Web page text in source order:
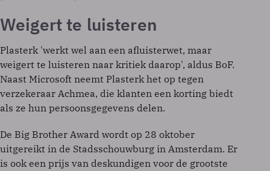
Weigert te luisteren
Plasterk 'werkt wel aan een afluisterwet, maar
weigert te luisteren naar kritiek daarop', aldus BoF.
Naast Microsoft neemt Plasterk het op tegen
verzekeraar Achmea, die klanten een korting biedt
als ze hun persoonsgegevens delen.
De Big Brother Award wordt op 28 oktober
uitgereikt in de Stadsschouwburg in Amsterdam. Er
is ook een prijs van deskundigen voor de grootste